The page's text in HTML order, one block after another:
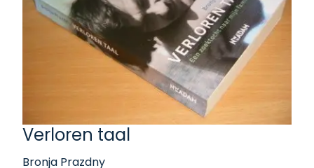
Verloren taal
Bronja Prazdny